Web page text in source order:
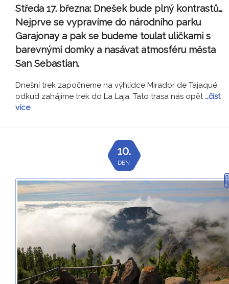
Středa 17. března: Dnešek bude plný kontrastů…
Nejprve se vypravíme do národního parku
Garajonay a pak se budeme toulat uličkami s
barevnými domky a nasávat atmosféru města
San Sebastian.
Dnešní trek započneme na výhlídce Mirador de Tajaqué,
odkud zahájíme trek do La Laja. Tato trasa nás opět …číst
více
10.
DEN